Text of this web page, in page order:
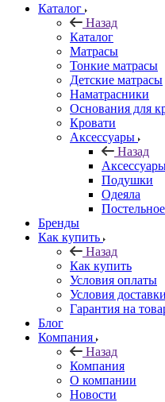
Каталог
Назад
Каталог
Матрасы
Тонкие матрасы
Детские матрасы
Наматрасники
Основания для
Кровати
Аксессуары
Назад
Подушки
Одеяла
Бренды
Как купить
Назад
Как купить
Условия оплаты
Условия доставки
Гарантия на
Блог
Компания
Назад
Компания
О компании
Новости